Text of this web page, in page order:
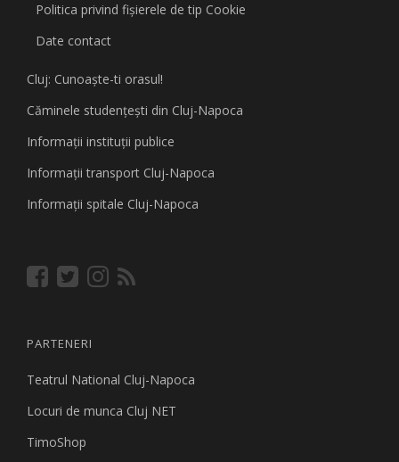
Politica privind fişierele de tip Cookie
Date contact
Cluj: Cunoaşte-ti orasul!
Căminele studenţeşti din Cluj-Napoca
Informaţii instituţii publice
Informaţii transport Cluj-Napoca
Informaţii spitale Cluj-Napoca
PARTENERI
Teatrul National Cluj-Napoca
Locuri de munca Cluj NET
TimoShop